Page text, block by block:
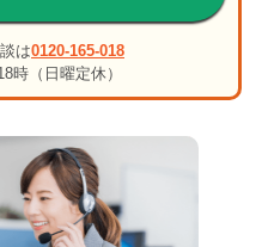
は0120-165-018
時（日曜定休）